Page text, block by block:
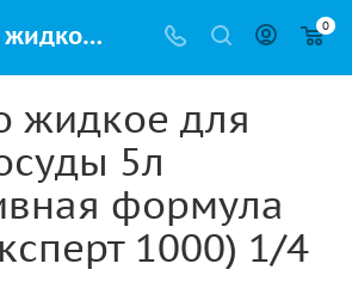
Средство жидкое для мытья посуды 5л Эффективная формула ЭФФИ (эксперт 1000) 1/4 купить в Ижевске по низкой цене оптом и дешево с доставкой 0
жидкое для
5л
формула
1000) 1/4